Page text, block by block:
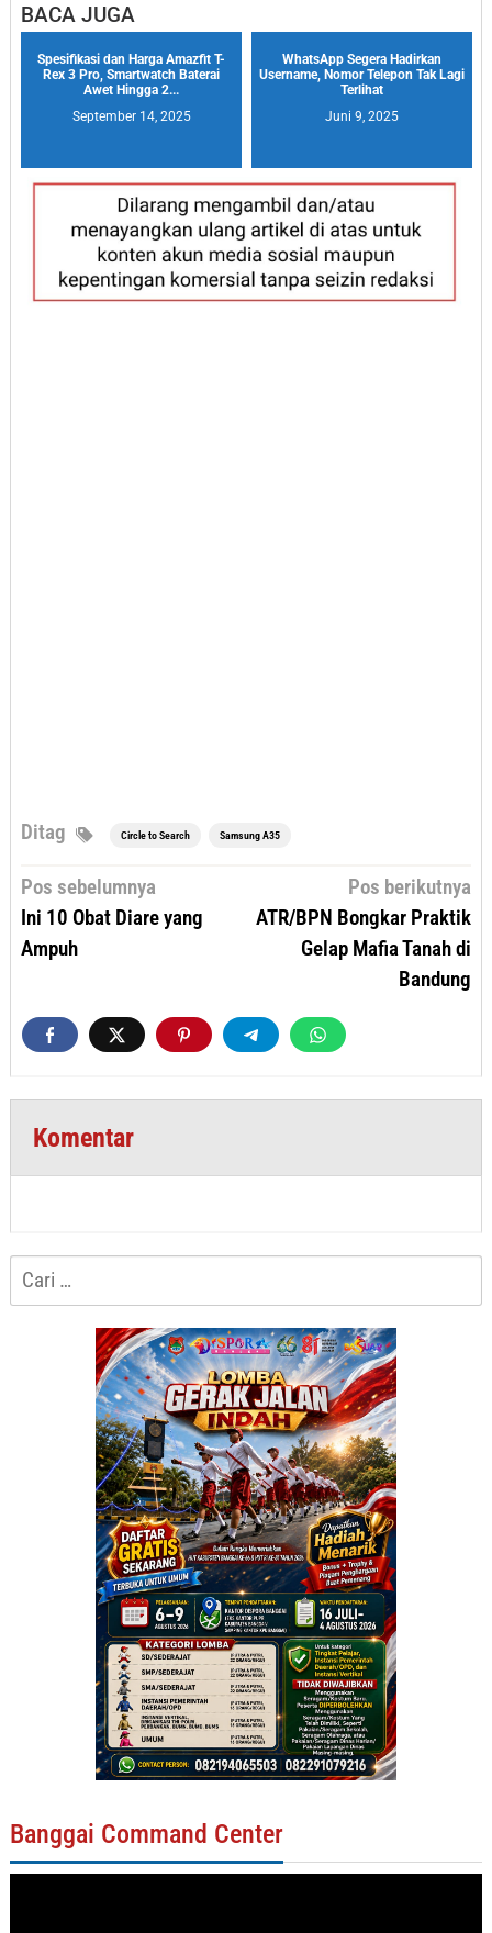
BACA JUGA
Spesifikasi dan Harga Amazfit T-
Rex 3 Pro, Smartwatch Baterai
Awet Hingga 2...
September 14, 2025
WhatsApp Segera Hadirkan
Username, Nomor Telepon Tak Lagi
Terlihat
Juni 9, 2025
Ditag Circle to Search Samsung A35
Navigasi
Pos sebelumnya
Ini 10 Obat Diare yang
Ampuh
Pos berikutnya
ATR/BPN Bongkar Praktik
Gelap Mafia Tanah di
Bandung
Komentar
Cari
untuk:
Banggai Command Center